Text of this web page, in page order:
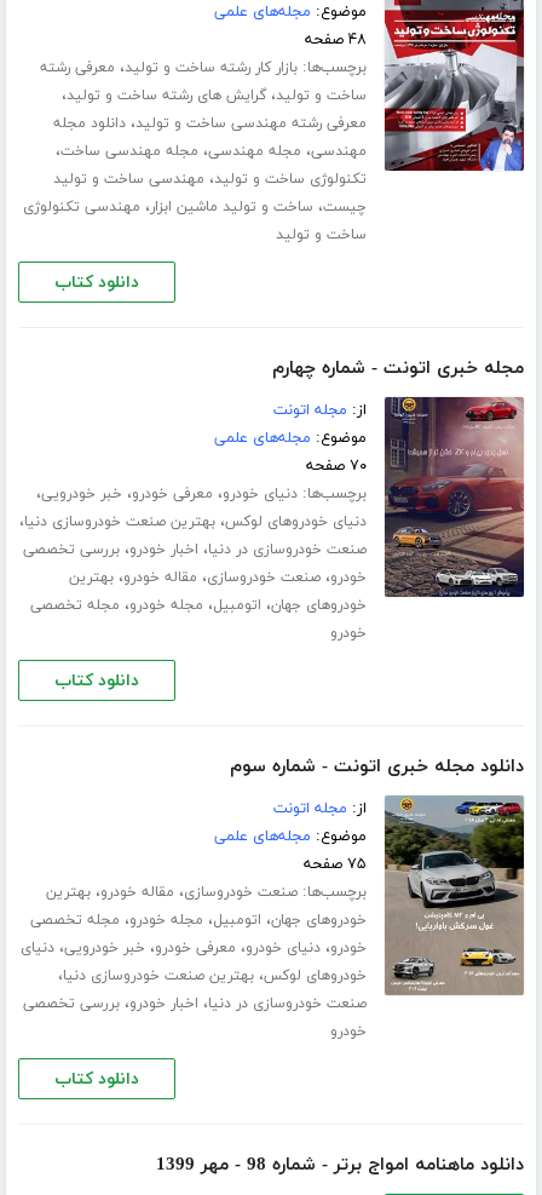
موضوع: مجله‌های علمی
۴۸ صفحه
برچسب‌ها:بازار کار رشته ساخت و تولید، معرفی رشته
ساخت و تولید،گرایش های رشته ساخت و تولید،
معرفی رشته مهندسی ساخت و تولید،دانلود مجله
مهندسی، مجله مهندسی، مجله مهندسی ساخت،
تکنولوژی ساخت و تولید، مهندسی ساخت و تولید
چیست، ساخت و تولید ماشین ابزار، مهندسی تکنولوژی
ساخت و تولید
دانلود کتاب
مجله خبری اتونت - شماره چهارم
از: مجله اتونت
موضوع: مجله‌های علمی
۷۰ صفحه
برچسب‌ها:دنیای خودرو، معرفی خودرو، خبر خودرویی،
دنیای خودروهای لوکس،بهترین صنعت خودروسازی دنیا،
صنعت خودروسازی در دنیا، اخبار خودرو،بررسی تخصصی
خودرو،صنعت خودروسازی، مقاله خودرو،بهترین
خودروهای جهان، اتومبیل، مجله خودرو، مجله تخصصی
خودرو
دانلود کتاب
دانلود مجله خبری اتونت - شماره سوم
از: مجله اتونت
موضوع: مجله‌های علمی
۷۵ صفحه
برچسب‌ها:صنعت خودروسازی، مقاله خودرو،بهترین
خودروهای جهان، اتومبیل، مجله خودرو، مجله تخصصی
خودرو،دنیای خودرو، معرفی خودرو، خبر خودرویی،دنیای
خودروهای لوکس،بهترین صنعت خودروسازی دنیا،
صنعت خودروسازی در دنیا، اخبار خودرو،بررسی تخصصی
خودرو
دانلود کتاب
دانلود ماهنامه امواج برتر - شماره 98 - مهر 1399